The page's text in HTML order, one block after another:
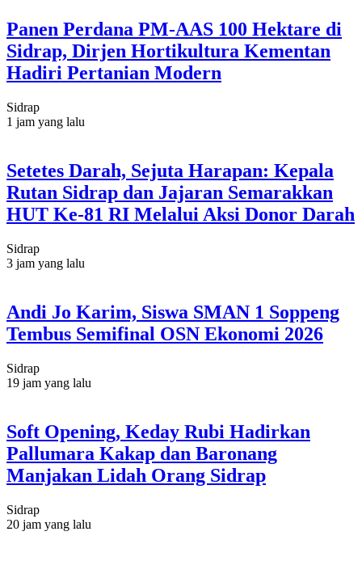
Panen Perdana PM-AAS 100 Hektare di
Sidrap, Dirjen Hortikultura Kementan
Hadiri Pertanian Modern
Sidrap
1 jam yang lalu
Setetes Darah, Sejuta Harapan: Kepala
Rutan Sidrap dan Jajaran Semarakkan
HUT Ke-81 RI Melalui Aksi Donor Darah
Sidrap
3 jam yang lalu
Andi Jo Karim, Siswa SMAN 1 Soppeng
Tembus Semifinal OSN Ekonomi 2026
Sidrap
19 jam yang lalu
Soft Opening, Keday Rubi Hadirkan
Pallumara Kakap dan Baronang
Manjakan Lidah Orang Sidrap
Sidrap
20 jam yang lalu